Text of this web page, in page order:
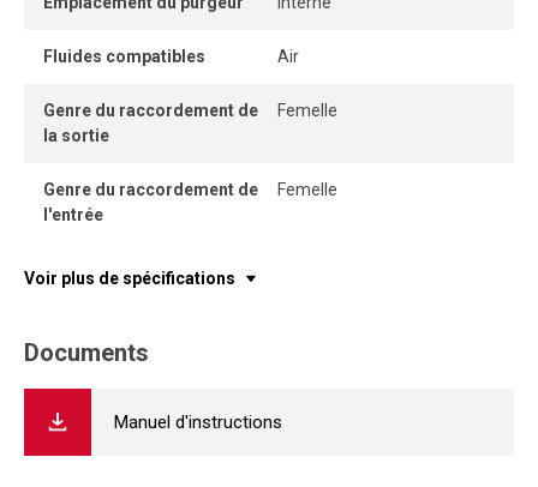
qualité de l’air comprimé, réduire l’usure des outils
dans les ateliers, manufacturiers et environnements de
Fluides compatibles Air
Genre du raccordement de
la sortie
Femelle
Genre du raccordement de
l'entrée
Femelle
Voir plus de spécifications
Documents
Manuel d'instructions